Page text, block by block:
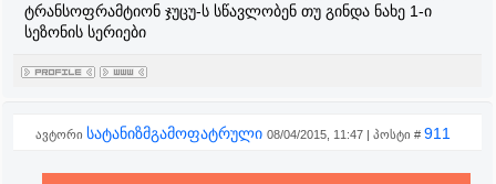
ტრანსოფრამტიონ ჯუცუ-ს სწავლობენ თუ გინდა ნახე 1-ი
სეზონის სერიები
ავტორი სატანიზმგამოფატრული 08/04/2015, 11:47 | პოსტი # 911